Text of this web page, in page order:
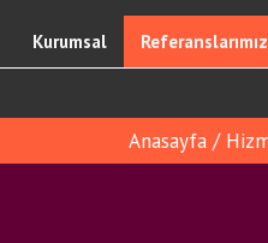
Kurumsal Referanslarımız
Anasayfa /